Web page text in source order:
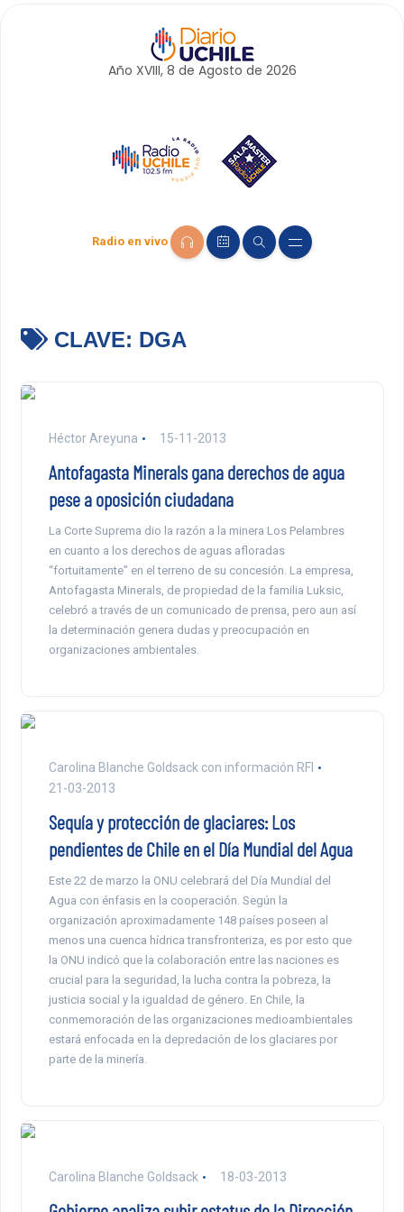
Año XVIII, 8 de Agosto de 2026
Radio en vivo
CLAVE: DGA
Héctor Areyuna 15-11-2013
Antofagasta Minerals gana derechos de agua
pese a oposición ciudadana
La Corte Suprema dio la razón a la minera Los Pelambres
en cuanto a los derechos de aguas afloradas
“fortuitamente” en el terreno de su concesión. La empresa,
Antofagasta Minerals, de propiedad de la familia Luksic,
celebró a través de un comunicado de prensa, pero aun así
la determinación genera dudas y preocupación en
organizaciones ambientales.
Carolina Blanche Goldsack con información RFI
21-03-2013
Sequía y protección de glaciares: Los
pendientes de Chile en el Día Mundial del Agua
Este 22 de marzo la ONU celebrará del Día Mundial del
Agua con énfasis en la cooperación. Según la
organización aproximadamente 148 países poseen al
menos una cuenca hídrica transfronteriza, es por esto que
la ONU indicó que la colaboración entre las naciones es
crucial para la seguridad, la lucha contra la pobreza, la
justicia social y la igualdad de género. En Chile, la
conmemoración de las organizaciones medioambientales
estará enfocada en la depredación de los glaciares por
parte de la minería.
Carolina Blanche Goldsack 18-03-2013